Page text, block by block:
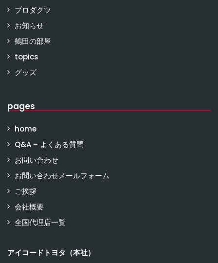
プロダクツ
お知らせ
鶴田の部屋
topics
グッズ
pages
home
Q&A – よくある質問
お問い合わせ
お問い合わせメールフォーム
ご挨拶
会社概要
全国代理店一覧
アイコードトヨタ（本社）